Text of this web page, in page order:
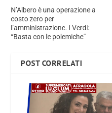
N’Albero è una operazione a
costo zero per
l’amministrazione. I Verdi:
“Basta con le polemiche”
POST CORRELATI